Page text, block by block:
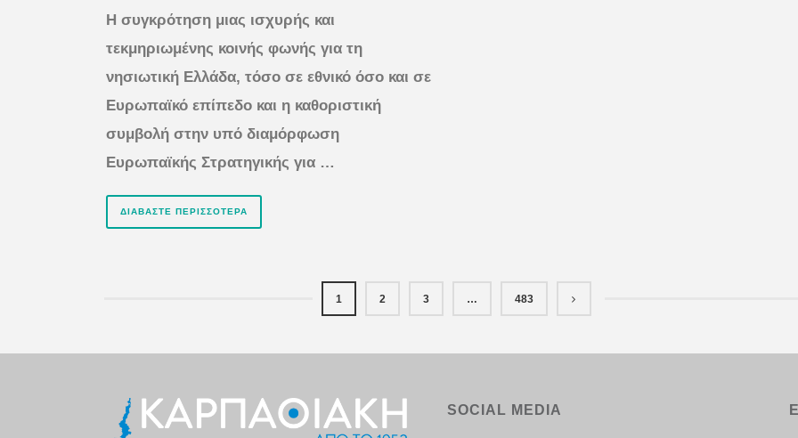
Η συγκρότηση μιας ισχυρής και
τεκμηριωμένης κοινής φωνής για τη
νησιωτική Ελλάδα, τόσο σε εθνικό όσο και σε
Ευρωπαϊκό επίπεδο και η καθοριστική
συμβολή στην υπό διαμόρφωση
Ευρωπαϊκής Στρατηγικής για …
ΔΙΑΒΆΣΤΕ ΠΕΡΙΣΣΌΤΕΡΑ
1 2 3 … 483
SOCIAL MEDIA